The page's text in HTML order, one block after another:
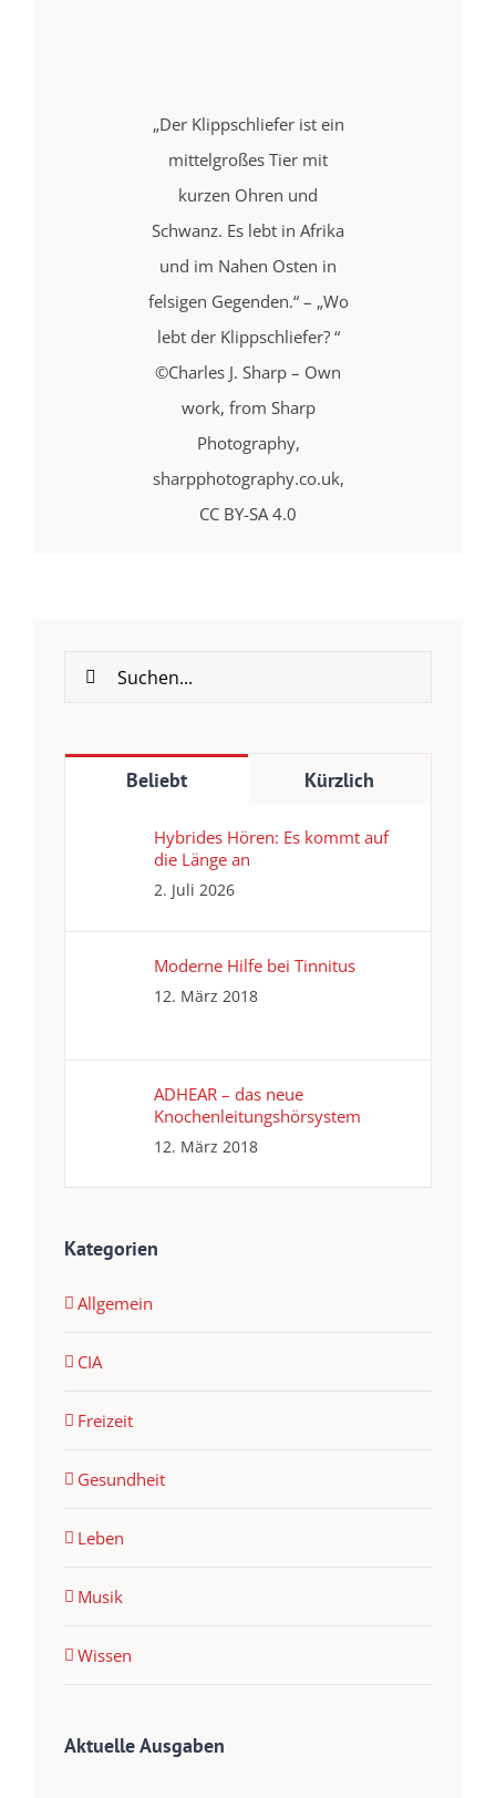
„Der Klippschliefer ist ein
mittelgroßes Tier mit
kurzen Ohren und
Schwanz. Es lebt in Afrika
und im Nahen Osten in
felsigen Gegenden.“ – „Wo
lebt der Klippschliefer? “
©Charles J. Sharp – Own
work, from Sharp
Photography,
sharpphotography.co.uk,
CC BY-SA 4.0
Suche
Beliebt Kürzlich
Hybrides Hören: Es kommt auf
die Länge an
2. Juli 2026
Moderne Hilfe bei Tinnitus
12. März 2018
ADHEAR – das neue
Knochenleitungshörsystem
12. März 2018
Kategorien
Allgemein
CIA
Freizeit
Gesundheit
Leben
Musik
Wissen
Aktuelle Ausgaben